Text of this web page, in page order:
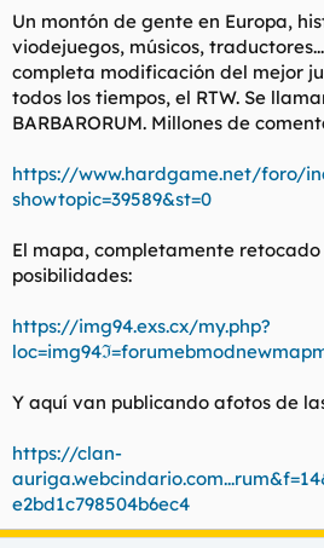
l
t
e
m
a
i
o
Un montón de gente en Europa,
viodejuegos, músicos,
completa modificación del mejor
todos los tiempos, el RTW. Se
BARBARORUM. Millones de
https://www.hardgame.net/foro/
showtopic=39589&st=0
El mapa, completamente
posibilidades:
https://img94.exs.cx/my.php?
Y aquí van publicando afotos de
https://clan-
e2bd1c798504b6ec4